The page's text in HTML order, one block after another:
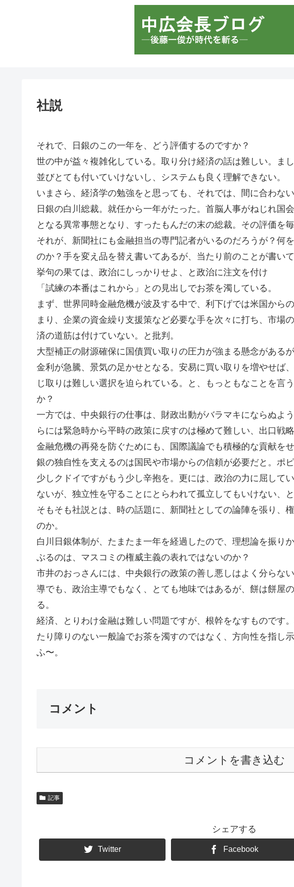
社説
それで、日銀のこの一年を、どう評価するのですか？
世の中が益々複雑化している。取り分け経済の話は難しい。ま
並びとても付いていけないし、システムも良く理解できない。
いまさら、経済学の勉強をと思っても、それでは、間に合わない
日銀の白川総裁。就任から一年がたった。首脳人事がねじれ国
となる異常事態となり、すったもんだの末の総裁。その評価を
それが、新聞社にも金融担当の専門記者がいるのだろうが？何
のか？手を変え品を替え書いてあるが、当たり前のことが書い
挙句の果ては、政治にしっかりせよ、と政治に注文を付け
「試練の本番はこれから」との見出しでお茶を濁している。
まず、世界同時金融危機が波及する中で、利下げでは米国から
まり、企業の資金繰り支援策など必要な手を次々に打ち、市場
済の道筋は付けていない。と批判。
大型補正の財源確保に国債買い取りの圧力が強まる懸念がある
金利が急騰、景気の足かせとなる。安易に買い取りを増やせば
じ取りは難しい選択を迫られている。と、もっともなことを言
か？
一方では、中央銀行の仕事は、財政出動がバラマキにならぬよ
らには緊急時から平時の政策に戻すのは極めて難しい、出口戦
金融危機の再発を防ぐためにも、国際議論でも積極的な貢献を
銀の独自性を支えるのは国民や市場からの信頼が必要だと。ポ
少しクドイですがもう少し辛抱を。更には、政治の力に屈して
ないが、独立性を守ることにとらわれて孤立してもいけない、
そもそも社説とは、時の話題に、新聞社としての論陣を張り、
のか。
白川日銀体制が、たまたま一年を経過したので、理想論を振り
ぶるのは、マスコミの権威主義の表れではないのか？
市井のおっさんには、中央銀行の政策の善し悪しはよく分らな
導でも、政治主導でもなく、とても地味ではあるが、餅は餅屋
る。
経済、とりわけ金融は難しい問題ですが、根幹をなすものです
たり障りのない一般論でお茶を濁すのではなく、方向性を指し
ふ〜。 Ｇ
コメント
コメントを書き込む
記事
シェアする
Twitter Facebook